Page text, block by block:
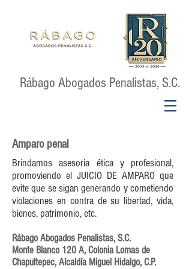
Rábago Abogados Penalistas, S.C.
Amparo penal
Brindamos asesoria ética y profesional,
promoviendo el JUICIO DE AMPARO que
evite que se sigan generando y cometiendo
violaciones en contra de su libertad, vida,
bienes, patrimonio, etc.
Rábago Abogados Penalistas, S.C.
Monte Blanco 120 A, Colonia Lomas de
Chapultepec, Alcaldía Miguel Hidalgo, C.P.